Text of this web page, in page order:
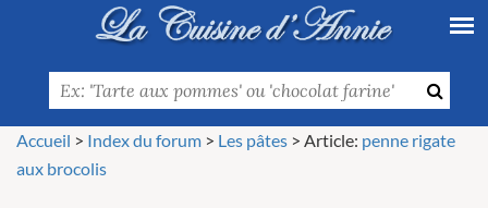
Accueil > Index du forum > Les pâtes > Article: penne rigate
aux brocolis